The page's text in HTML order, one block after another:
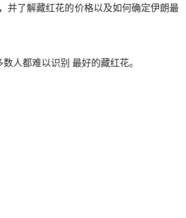
并了解藏红花的价格以及如何确定伊朗最
人都难以识别 最好的藏红花。